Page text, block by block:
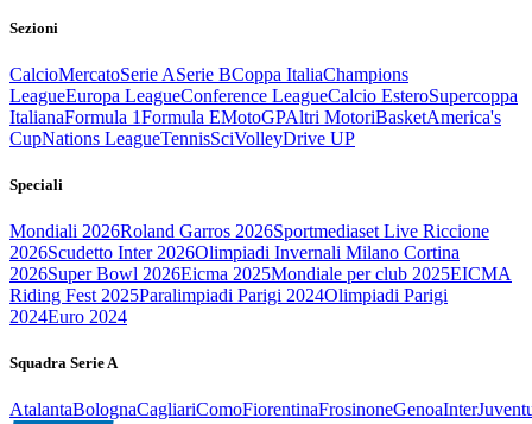
Sezioni
CalcioMercatoSerie ASerie BCoppa ItaliaChampions
LeagueEuropa LeagueConference LeagueCalcio EsteroSupercoppa
ItalianaFormula 1Formula EMotoGPAltri MotoriBasketAmerica's
CupNations LeagueTennisSciVolleyDrive UP
Speciali
Mondiali 2026Roland Garros 2026Sportmediaset Live Riccione
2026Scudetto Inter 2026Olimpiadi Invernali Milano Cortina
2026Super Bowl 2026Eicma 2025Mondiale per club 2025EICMA
Riding Fest 2025Paralimpiadi Parigi 2024Olimpiadi Parigi
2024Euro 2024
Squadra Serie A
AtalantaBolognaCagliariComoFiorentinaFrosinoneGenoaInter